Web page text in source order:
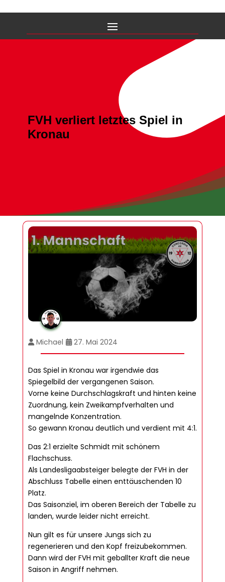
FVH verliert letztes Spiel in
Kronau
Michael 27. Mai 2024
Das Spiel in Kronau war irgendwie das
Spiegelbild der vergangenen Saison.
Vorne keine Durchschlagskraft und hinten keine
Zuordnung, kein Zweikampfverhalten und
mangelnde Konzentration.
So gewann Kronau deutlich und verdient mit 4:1.
Das 2:1 erzielte Schmidt mit schönem
Flachschuss.
Als Landesligaabsteiger belegte der FVH in der
Abschluss Tabelle einen enttäuschenden 10
Platz.
Das Saisonziel, im oberen Bereich der Tabelle zu
landen, wurde leider nicht erreicht.
Nun gilt es für unsere Jungs sich zu
regenerieren und den Kopf freizubekommen.
Dann wird der FVH mit geballter Kraft die neue
Saison in Angriff nehmen.